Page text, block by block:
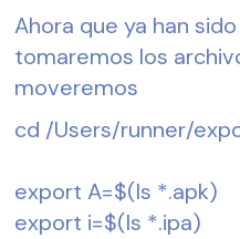
Ahora que ya han
tomaremos los
moveremos
cd /Users/runner/
export A=$(ls *.apk)
export i=$(ls *.ipa)